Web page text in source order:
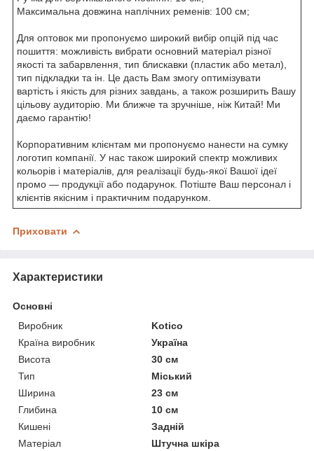
Максимальна довжина наплічних ременів: 100 см;
Для оптовок ми пропонуємо широкий вибір опцій під час
пошиття: можливість вибрати основний матеріал різної
якості та забарвлення, тип блискавки (пластик або метал),
тип підкладки та ін. Це дасть Вам змогу оптимізувати
вартість і якість для різних завдань, а також розширить Вашу
цільову аудиторію. Ми ближче та зручніше, ніж Китай! Ми
даємо гарантію!
Корпоративним клієнтам ми пропонуємо нанести на сумку
логотип компанії. У нас також широкий спектр можливих
кольорів і матеріалів, для реалізації будь-якої Вашої ідеї
промо — продукції або подарунок. Потіште Ваш персонал і
клієнтів якісним і практичним подарунком.
Приховати
Характеристики
Основні
Виробник
Kotico
Країна виробник
Україна
Висота
30 см
Тип
Міський
Ширина
23 см
Глибина
10 см
Кишені
Задній
Матеріал
Штучна шкіра